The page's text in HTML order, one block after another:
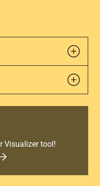
Visualizer tool!